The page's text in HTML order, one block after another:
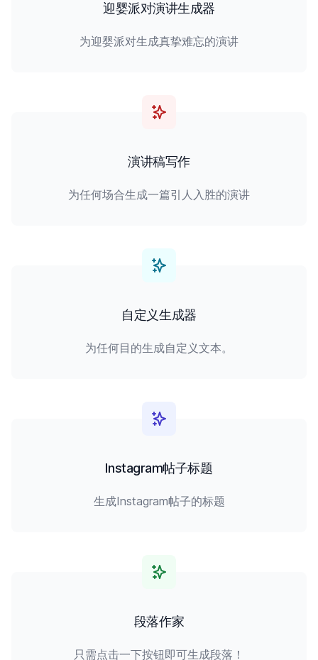
迎婴派对演讲生成器
为迎婴派对生成真挚难忘的演讲
演讲稿写作
为任何场合生成一篇引人入胜的演讲
自定义生成器
为任何目的生成自定义文本。
Instagram帖子标题
生成Instagram帖子的标题
段落作家
只需点击一下按钮即可生成段落！